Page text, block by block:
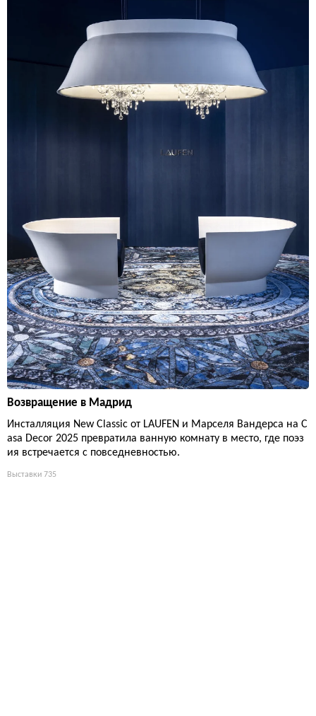
Возвращение в Мадрид
Инсталляция New Classic от LAUFEN и Марселя Вандерса на C
asa Decor 2025 превратила ванную комнату в место, где поэз
ия встречается с повседневностью.
Выставки 735